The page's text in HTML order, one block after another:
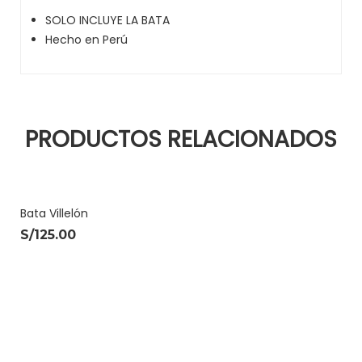
SOLO INCLUYE LA BATA
Hecho en Perú
PRODUCTOS RELACIONADOS
Bata Villelón
S/125.00